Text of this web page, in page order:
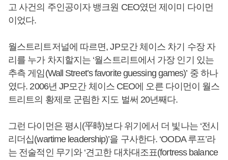
고 사건의 주인공이자 뱅크원 CEO였던 제이미 다이먼
이었다.
월스트리트저널에 따르면, JP모간 체이스 차기 수장 자
리를 누가 차지할지는 ‘월스트리트에서 가장 인기 있는
추측 게임(Wall Street’s favorite guessing games)’ 중 하나
였다. 2006년 JP모간 체이스 CEO에 오른 다이먼이 월스
트리트의 황제로 군림한 지도 벌써 20년째다.
그런 다이먼은 평시(平時)보다 위기에서 더 빛나는 ‘전시
리더십(wartime leadership)’을 구사한다. ‘OODA 루프’라
는 전술적인 무기와 ‘견고한 대차대조표(fortress balance